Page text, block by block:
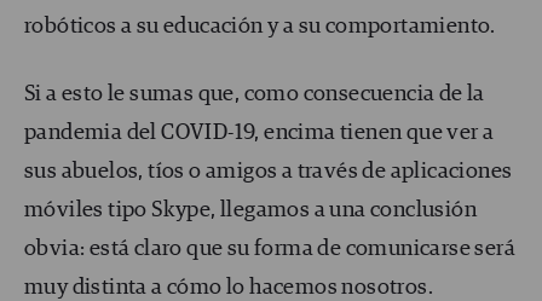
robóticos a su educación y a su comportamiento.
Si a esto le sumas que, como consecuencia de la
pandemia del COVID-19, encima tienen que ver a
sus abuelos, tíos o amigos a través de aplicaciones
móviles tipo Skype, llegamos a una conclusión
obvia: está claro que su forma de comunicarse será
muy distinta a cómo lo hacemos nosotros.